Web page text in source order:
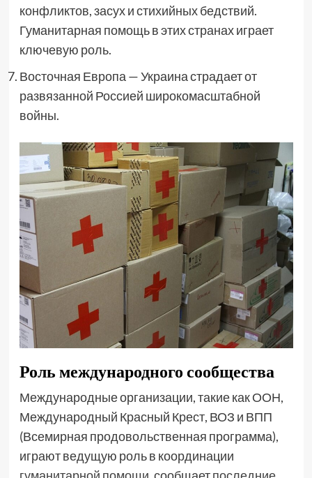
конфликтов, засух и стихийных бедствий.
Гуманитарная помощь в этих странах играет
ключевую роль.
Восточная Европа — Украина страдает от
развязанной Россией широкомасштабной
войны.
Роль международного сообщества
Международные организации, такие как ООН,
Международный Красный Крест, ВОЗ и ВПП
(Всемирная продовольственная программа),
играют ведущую роль в координации